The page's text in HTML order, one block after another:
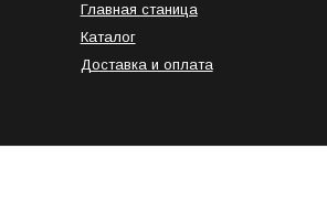
Главная станица
Каталог
Доставка и оплата